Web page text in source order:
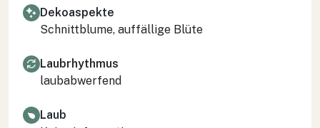
Dekoaspekte
Schnittblume, auffällige Blüte
Laubrhythmus
laubabwerfend
Laub